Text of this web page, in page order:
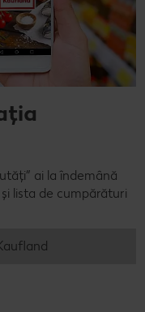
ai la îndemână
lista de cumpărături